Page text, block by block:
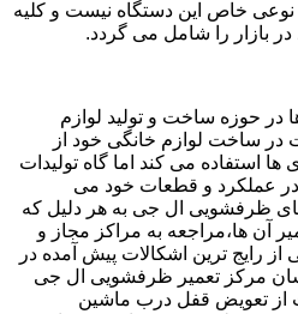
خاص این دستگاه نیست و کلیه
بازار را شامل می گردد.
در حوزه ساخت و تولید لوازم
ساخت لوازم خانگی خود از
ها استفاده می کند اما گاه تولیدات
در عملکرد و قطعات خود می
ظرفشویی ال جی به هر دلیل که
آن ها،مراجعه به مراکز مجاز و
از رایج ترین اشکالات پیش آمده در
مرکز تعمیر ظرفشویی ال جی
تعویض قفل درب ماشین